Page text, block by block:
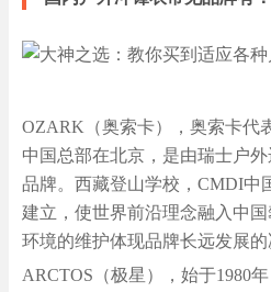
OZARK（奥索卡），奥索卡代
中国总部在北京，是由瑞士户
品牌。西藏登山学校，CMDI中
建立，使世界前沿理念融入中
环境的维护体现品牌长远发展的
ARCTOS（极星），始于1980